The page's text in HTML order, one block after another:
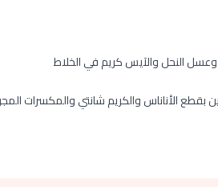
وعسل النحل والآيس كريم في الخلاط
الأناناس والكريم شانتي والمكسرات